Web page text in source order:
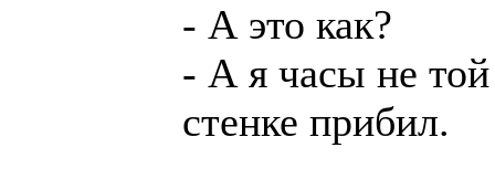
- А это как?
- А я часы не
стенке прибил.